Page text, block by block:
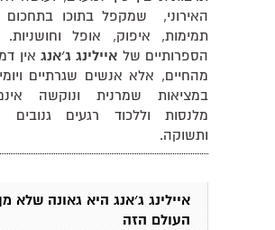
האירוני, שמקפל בתוכו
תמימות, איפוק, אופל
הספרותיים של איילינג ג׳אנג אין
מהחיים, אלא אנשים שגרתיים
במציאות שמרנית ונוקשה
מלנסות וללכוד רגעים
ותשוקה.
איילינג ג׳אנג היא גאונה שלא מן
העולם הזה